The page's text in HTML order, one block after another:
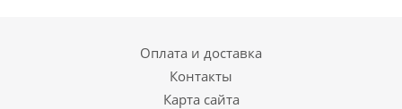
Оплата и доставка
Контакты
Карта сайта